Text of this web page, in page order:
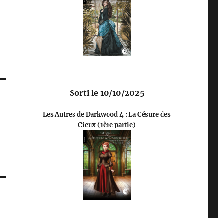
Sorti le 10/10/2025
Les Autres de Darkwood 4 : La Césure des
Cieux (1ère partie)